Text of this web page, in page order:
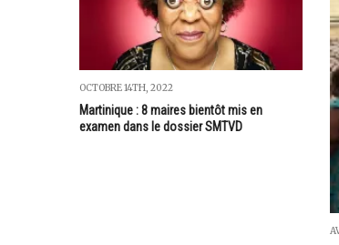
OCTOBRE 14TH, 2022
Martinique : 8 maires bientôt mis en
examen dans le dossier SMTVD